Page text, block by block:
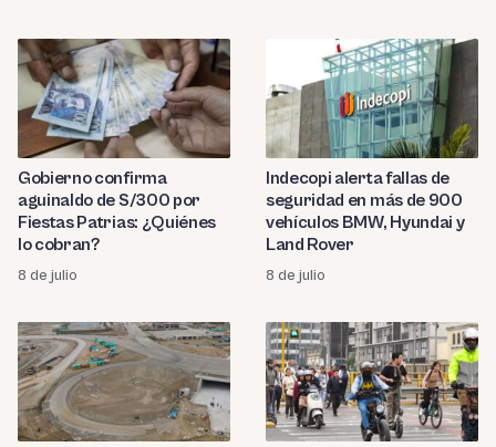
Gobierno confirma
aguinaldo de S/300 por
Fiestas Patrias: ¿Quiénes
lo cobran?
8 de julio
Indecopi alerta fallas de
seguridad en más de 900
vehículos BMW, Hyundai y
Land Rover
8 de julio